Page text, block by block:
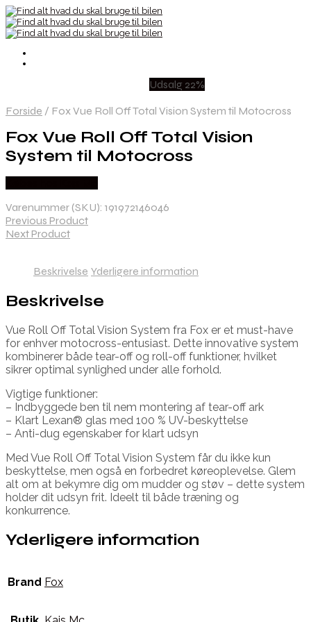
Udsalg 22%
Forside / Fox Vue Roll Off Total Vision System til Motocross
Fox Vue Roll Off Total Vision
System til Motocross
Varenummer (SKU): 191972146046
Previous Product
Next Product
Beskrivelse Yderligere information
Beskrivelse
Vue Roll Off Total Vision System fra Fox er et must-have
for enhver motocross-entusiast. Dette innovative system
kombinerer både tear-off og roll-off funktioner, hvilket
sikrer optimal synlighed under alle forhold.
Vigtige funktioner:
– Indbyggede ben til nem montering af tear-off ark
– Klart Lexan® glas med 100 % UV-beskyttelse
– Anti-dug egenskaber for klart udsyn
Med Vue Roll Off Total Vision System får du ikke kun
beskyttelse, men også en forbedret køreoplevelse. Glem
alt om at bekymre dig om mudder og støv – dette system
holder dit udsyn frit. Ideelt til både træning og
konkurrence.
Yderligere information
Brand Fox